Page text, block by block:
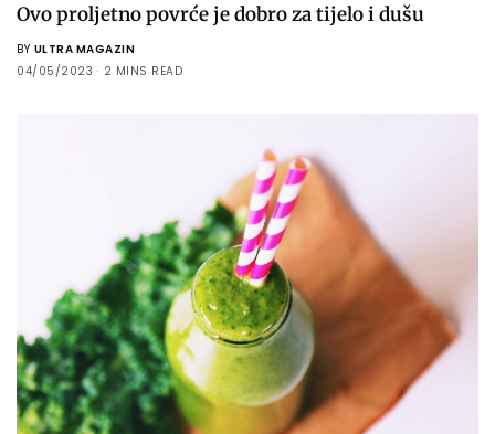
Ovo proljetno povrće je dobro za tijelo i dušu
BY ULTRA MAGAZIN
04/05/2023
2 MINS READ